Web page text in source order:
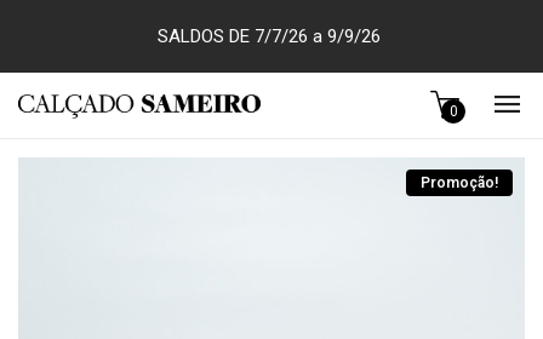
SALDOS DE 7/7/26 a 9/9/26
0
Promoção!